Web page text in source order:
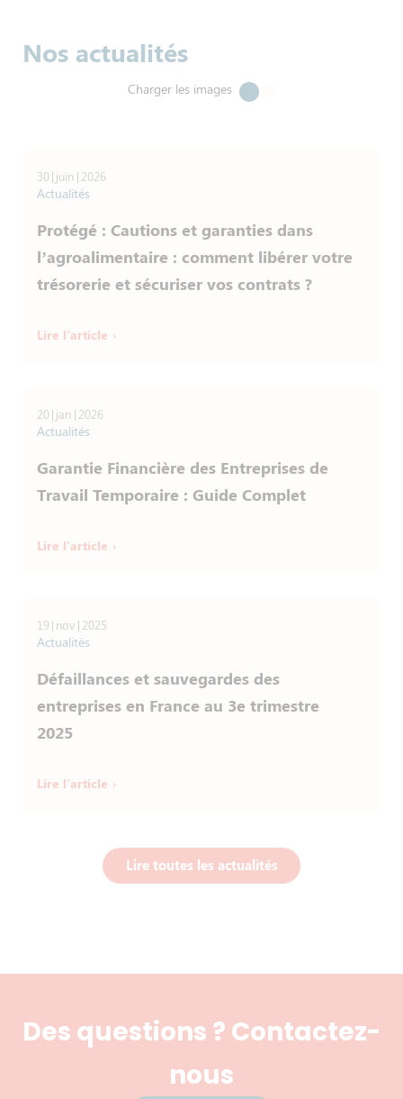
Nos actualités
Charger les images
30 juin 2026
Actualités
Protégé : Cautions et garanties dans
l’agroalimentaire : comment libérer votre
trésorerie et sécuriser vos contrats ?
Lire l'article
20 jan 2026
Actualités
Garantie Financière des Entreprises de
Travail Temporaire : Guide Complet
Lire l'article
19 nov 2025
Actualités
Défaillances et sauvegardes des
entreprises en France au 3e trimestre
2025
Lire l'article
Lire toutes les actualités
Des questions ? Contactez-
nous